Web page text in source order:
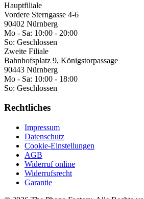
Hauptfiliale
Vordere Sterngasse 4-6
90402 Nürnberg
Mo - Sa: 10:00 - 20:00
So: Geschlossen
Zweite Filiale
Bahnhofsplatz 9, Königstorpassage
90443 Nürnberg
Mo - Sa: 10:00 - 18:00
So: Geschlossen
Rechtliches
Impressum
Datenschutz
Cookie-Einstellungen
AGB
Widerruf online
Widerrufsrecht
Garantie